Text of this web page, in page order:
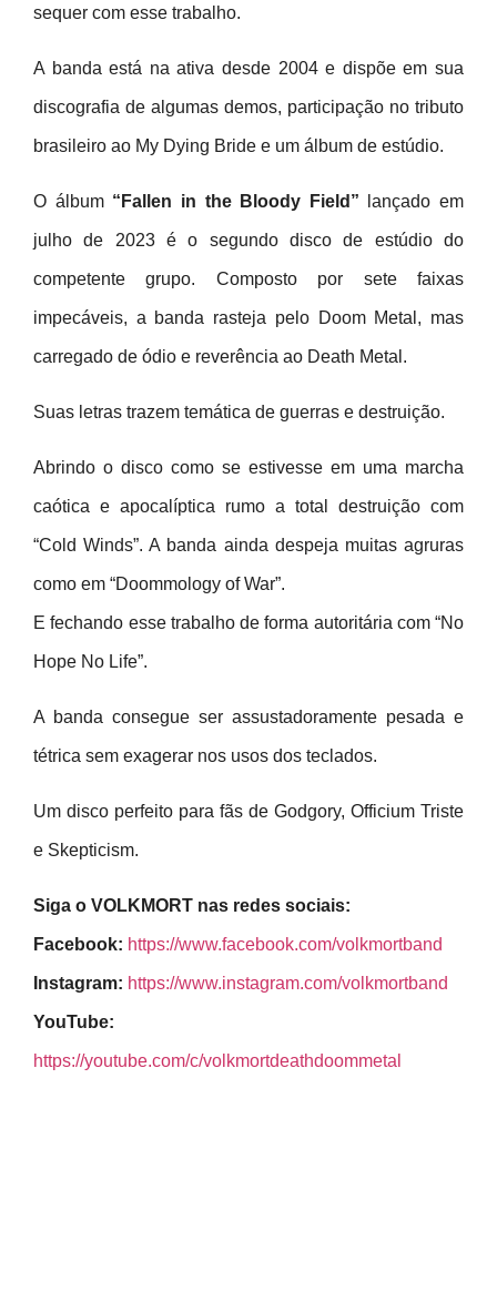
sequer com esse trabalho.
A banda está na ativa desde 2004 e dispõe em sua
discografia de algumas demos, participação no tributo
brasileiro ao My Dying Bride e um álbum de estúdio.
O álbum “Fallen in the Bloody Field” lançado em
julho de 2023 é o segundo disco de estúdio do
competente grupo. Composto por sete faixas
impecáveis, a banda rasteja pelo Doom Metal, mas
carregado de ódio e reverência ao Death Metal.
Suas letras trazem temática de guerras e destruição.
Abrindo o disco como se estivesse em uma marcha
caótica e apocalíptica rumo a total destruição com
“Cold Winds”. A banda ainda despeja muitas agruras
como em “Doommology of War”.
E fechando esse trabalho de forma autoritária com “No
Hope No Life”.
A banda consegue ser assustadoramente pesada e
tétrica sem exagerar nos usos dos teclados.
Um disco perfeito para fãs de Godgory, Officium Triste
e Skepticism.
Siga o VOLKMORT nas redes sociais:
Facebook: https://www.facebook.com/volkmortband
Instagram: https://www.instagram.com/volkmortband
YouTube:
https://youtube.com/c/volkmortdeathdoommetal